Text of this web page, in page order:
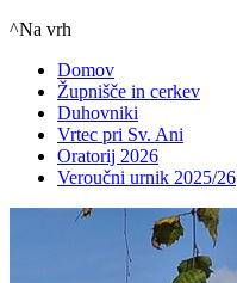
^Na vrh
Domov
Župnišče in cerkev
Duhovniki
Vrtec pri Sv. Ani
Oratorij 2026
Veroučni urnik 2025/26